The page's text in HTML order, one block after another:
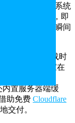
，内置的缓存系统
合成长型网站，即
实现媒体库的瞬间
速虚拟主机加载时
，可以帮助商家在
这使得它成为
内置服务器端缓
助免费 Cloudflare
交付。